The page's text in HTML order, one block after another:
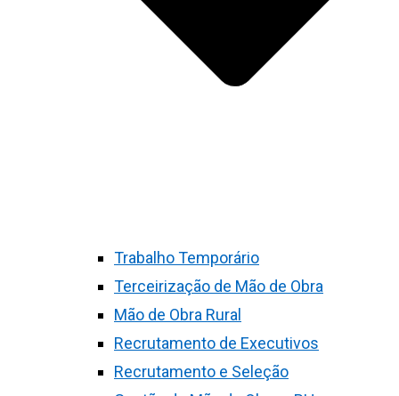
Trabalho Temporário
Terceirização de Mão de Obra
Mão de Obra Rural
Recrutamento de Executivos
Recrutamento e Seleção